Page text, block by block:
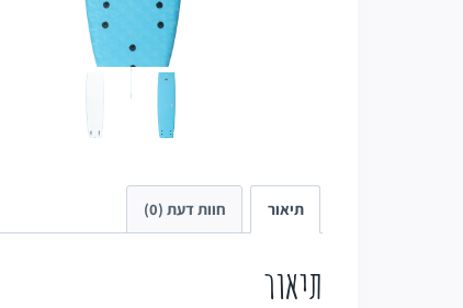
תיאור חוות דעת (0)
תיאור